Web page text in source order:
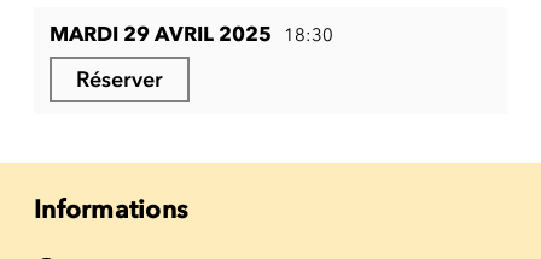
MARDI 29 AVRIL 2025 18:30
Réserver
Informations